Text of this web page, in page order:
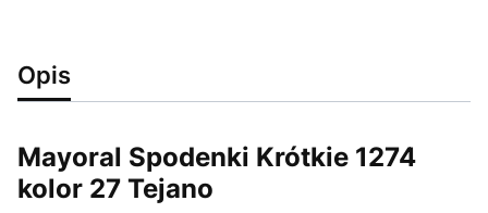
Opis
Mayoral Spodenki Krótkie 1274
kolor 27 Tejano